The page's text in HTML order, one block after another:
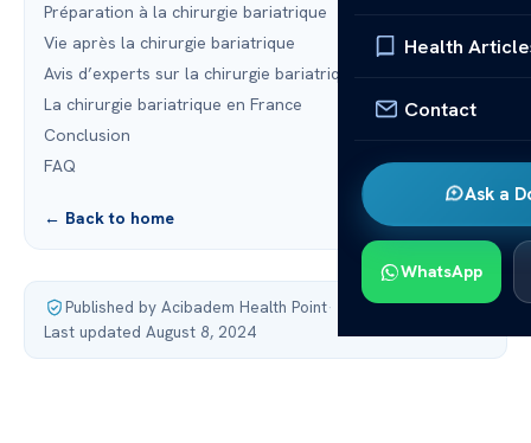
Health
Contact
Ask a
WhatsApp
Préparation à la chirurgie bariatrique
Vie après la chirurgie bariatrique
Avis d’experts sur la chirurgie bariatrique
La chirurgie bariatrique en France
Conclusion
FAQ
← Back to home
Published by Acibadem Health Point·
Last updated August 8, 2024